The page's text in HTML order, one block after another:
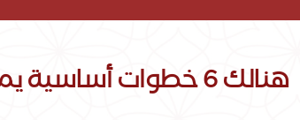
هنالك 6 خطوات أساسية يمر فيها المسباح لنخرجه بالشكل النهائي